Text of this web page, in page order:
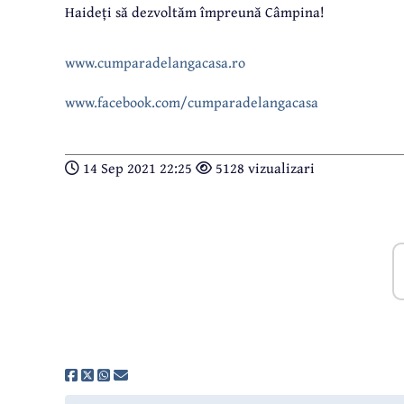
Haideți să dezvoltăm împreună Câmpina!
www.cumparadelangacasa.ro
www.facebook.com/cumparadelangacasa
14 Sep 2021 22:25 5128 vizualizari